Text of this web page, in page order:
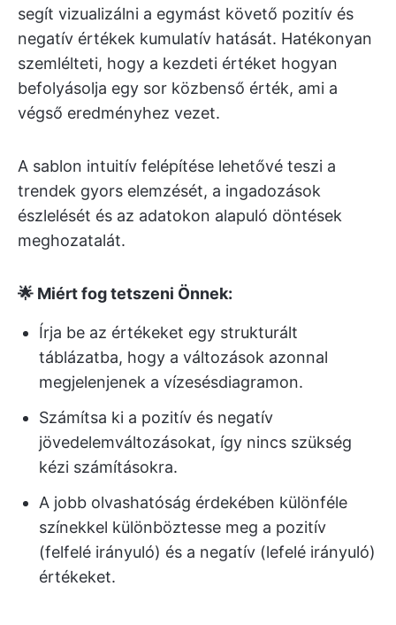
segít vizualizálni a egymást követő pozitív és
negatív értékek kumulatív hatását. Hatékonyan
szemlélteti, hogy a kezdeti értéket hogyan
befolyásolja egy sor közbenső érték, ami a
végső eredményhez vezet.
A sablon intuitív felépítése lehetővé teszi a
trendek gyors elemzését, a ingadozások
észlelését és az adatokon alapuló döntések
meghozatalát.
🌟 Miért fog tetszeni Önnek:
Írja be az értékeket egy strukturált
táblázatba, hogy a változások azonnal
megjelenjenek a vízesésdiagramon.
Számítsa ki a pozitív és negatív
jövedelemváltozásokat, így nincs szükség
kézi számításokra.
A jobb olvashatóság érdekében különféle
színekkel különböztesse meg a pozitív
(felfelé irányuló) és a negatív (lefelé irányuló)
értékeket.